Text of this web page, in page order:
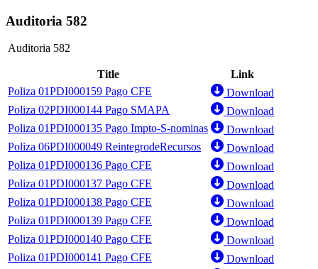
Auditoria 582
Auditoria 582
Title
Link
Poliza 01PDI000159 Pago CFE
Download
Poliza 02PDI000144 Pago SMAPA
Download
Poliza 01PDI000135 Pago Impto-S-nominas
Download
Poliza 06PDI000049 ReintegrodeRecursos
Download
Poliza 01PDI000136 Pago CFE
Download
Poliza 01PDI000137 Pago CFE
Download
Poliza 01PDI000138 Pago CFE
Download
Poliza 01PDI000139 Pago CFE
Download
Poliza 01PDI000140 Pago CFE
Download
Poliza 01PDI000141 Pago CFE
Download